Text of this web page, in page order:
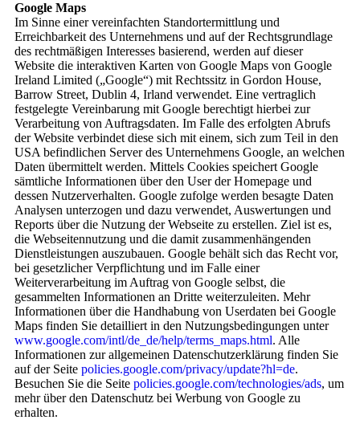
Google Maps
Im Sinne einer vereinfachten Standortermittlung und
Erreichbarkeit des Unternehmens und auf der Rechtsgrundlage
des rechtmäßigen Interesses basierend, werden auf dieser
Website die interaktiven Karten von Google Maps von Google
Ireland Limited („Google“) mit Rechtssitz in Gordon House,
Barrow Street, Dublin 4, Irland verwendet. Eine vertraglich
festgelegte Vereinbarung mit Google berechtigt hierbei zur
Verarbeitung von Auftragsdaten. Im Falle des erfolgten Abrufs
der Website verbindet diese sich mit einem, sich zum Teil in den
USA befindlichen Server des Unternehmens Google, an welchen
Daten übermittelt werden. Mittels Cookies speichert Google
sämtliche Informationen über den User der Homepage und
dessen Nutzerverhalten. Google zufolge werden besagte Daten
Analysen unterzogen und dazu verwendet, Auswertungen und
Reports über die Nutzung der Webseite zu erstellen. Ziel ist es,
die Webseitennutzung und die damit zusammenhängenden
Dienstleistungen auszubauen. Google behält sich das Recht vor,
bei gesetzlicher Verpflichtung und im Falle einer
Weiterverarbeitung im Auftrag von Google selbst, die
gesammelten Informationen an Dritte weiterzuleiten. Mehr
Informationen über die Handhabung von Userdaten bei Google
Maps finden Sie detailliert in den Nutzungsbedingungen unter
www.google.com/intl/de_de/help/terms_maps.html. Alle
Informationen zur allgemeinen Datenschutzerklärung finden Sie
auf der Seite policies.google.com/privacy/update?hl=de.
Besuchen Sie die Seite policies.google.com/technologies/ads, um
mehr über den Datenschutz bei Werbung von Google zu
erhalten.